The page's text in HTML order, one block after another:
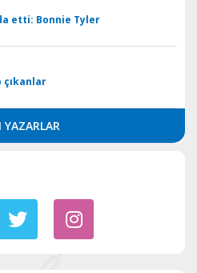
etti: Bonnie Tyler
çıkanlar